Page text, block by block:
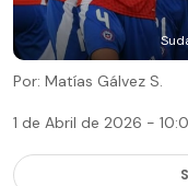
Por: Matías Gálvez S.
1 de Abril de 2026 -